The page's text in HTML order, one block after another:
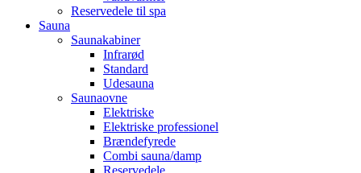
Reservedele til spa
Sauna
Saunakabiner
Infrarød
Standard
Udesauna
Saunaovne
Elektriske
Elektriske professionel
Brændefyrede
Combi sauna/damp
Reservedele